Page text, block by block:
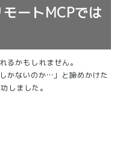
ートMCPでは
るかもしれません。
かないのか…」と諦めかけた
しました。